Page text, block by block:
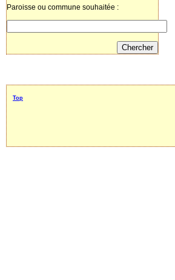
Paroisse ou commune souhaitée :
Top